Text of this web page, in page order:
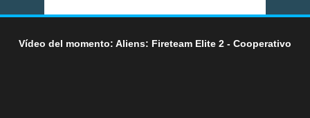
Vídeo del momento: Aliens: Fireteam Elite 2 - Cooperativo